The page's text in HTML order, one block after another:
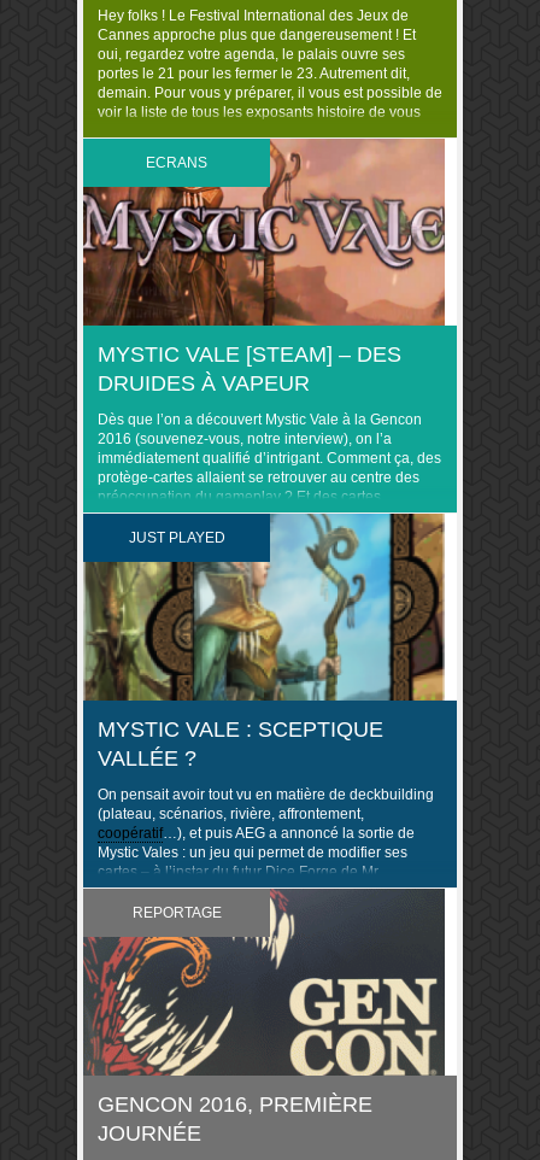
Hey folks ! Le Festival International des Jeux de
Cannes approche plus que dangereusement ! Et
oui, regardez votre agenda, le palais ouvre ses
portes le 21 pour les fermer le 23. Autrement dit,
demain. Pour vous y préparer, il vous est possible de
voir la liste de tous les exposants histoire de vous
ECRANS
MYSTIC VALE [STEAM] – DES
DRUIDES À VAPEUR
Dès que l’on a découvert Mystic Vale à la Gencon
2016 (souvenez-vous, notre interview), on l’a
immédiatement qualifié d’intrigant. Comment ça, des
protège-cartes allaient se retrouver au centre des
préoccupation du gameplay ? Et des cartes
transparentes ?! Tout ces drôles d’idées
présageaient, en effet, du meilleur. Son auteur, John
D. Clair, nous avouait d’ailleurs avoir […]
JUST PLAYED
MYSTIC VALE : SCEPTIQUE
VALLÉE ?
On pensait avoir tout vu en matière de deckbuilding
(plateau, scénarios, rivière, affrontement,
coopératif…), et puis AEG a annoncé la sortie de
Mystic Vales : un jeu qui permet de modifier ses
cartes – à l’instar du futur Dice Forge de Mr
Bonnessée qui autorise la modification des faces de
ses dés. AEG et J.D. Clair ont inventé …
REPORTAGE
GENCON 2016, PREMIÈRE
JOURNÉE